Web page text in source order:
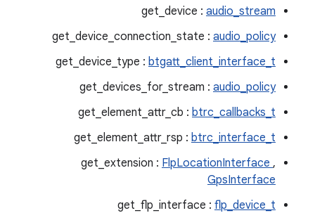
get_device : audio_stream
get_device_connection_state : audio_policy
get_device_type : btgatt_client_interface_t
get_devices_for_stream : audio_policy
get_element_attr_cb : btrc_callbacks_t
get_element_attr_rsp : btrc_interface_t
get_extension : FlpLocationInterface ,
GpsInterface
get_flp_interface : flp_device_t